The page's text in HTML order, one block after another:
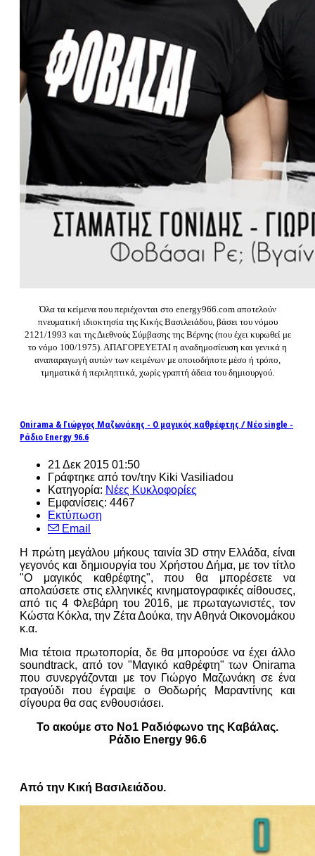
Όλα τα κείμενα που περιέχονται στο energy966.com αποτελούν
πνευματική ιδιοκτησία της Κικής Βασιλειάδου, βάσει του νόμου
2121/1993 και της Διεθνούς Σύμβασης της Βέρνης (που έχει κυρωθεί με
το νόμο 100/1975). ΑΠΑΓΟΡΕΥΕΤΑΙ η αναδημοσίευση και γενικά η
αναπαραγωγή αυτών των κειμένων με οποιοδήποτε μέσο ή τρόπο,
τμηματικά ή περιληπτικά, χωρίς γραπτή άδεια του δημιουργού.
Onirama & Γιώργος Μαζωνάκης - Ο μαγικός καθρέφτης / Νέο single -
Ράδιο Energy 96.6
21 Δεκ 2015 01:50
Γράφτηκε από τον/την Kiki Vasiliadou
Κατηγορία: Νέες Κυκλοφορίες
Εμφανίσεις: 4467
Εκτύπωση
Email
Η πρώτη μεγάλου μήκους ταινία 3D στην Ελλάδα, είναι
γεγονός και δημιουργία του Χρήστου Δήμα, με τον τίτλο
"Ο μαγικός καθρέφτης", που θα μπορέσετε να
απολαύσετε στις ελληνικές κινηματογραφικές αίθουσες,
από τις 4 Φλεβάρη του 2016, με πρωταγωνιστές, τον
Κώστα Κόκλα, την Ζέτα Δούκα, την Αθηνά Οικονομάκου
κ.α.
Μια τέτοια πρωτοπορία, δε θα μπορούσε να έχει άλλο
soundtrack, από τον "Μαγικό καθρέφτη" των Onirama
που συνεργάζονται με τον Γιώργο Μαζωνάκη σε ένα
τραγούδι που έγραψε ο Θοδωρής Μαραντίνης και
σίγουρα θα σας ενθουσιάσει.
Το ακούμε στο Νο1 Ραδιόφωνο της Καβάλας.
Ράδιο Energy 96.6
Από την Κική Βασιλειάδου.